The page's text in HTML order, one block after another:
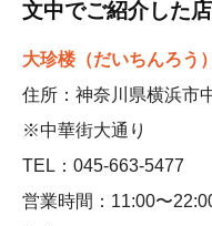
文中でご紹介した店
大珍楼（だいちんろう）
住所：神奈川県横浜市
※中華街大通り
TEL：045-663-5477
営業時間：11:00〜